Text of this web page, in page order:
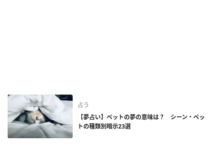
占う
【夢占い】ペットの夢の意味は？ シーン・ペッ
トの種類別暗示23選